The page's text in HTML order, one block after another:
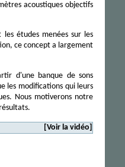
acoustiques objectifs
études menées sur les
ce concept a largement
d'une banque de sons
les modifications qui leurs
Nous motiverons notre
[Voir la vidéo]